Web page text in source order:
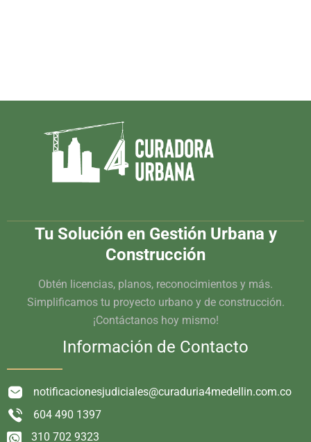
Tu Solución en Gestión Urbana y
Construcción
Obtén licencias, planos, reconocimientos y más.
Simplificamos tu proyecto urbano y de construcción.
¡Contáctanos hoy mismo!
Información de Contacto
notificacionesjudiciales@curaduria4medellin.com.co
604 490 1397
310 702 9323